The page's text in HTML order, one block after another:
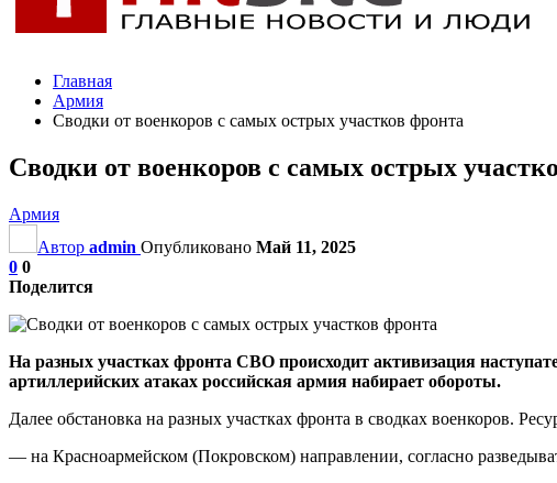
Главная
Армия
Сводки от военкоров с самых острых участков фронта
Сводки от военкоров с самых острых
Армия
Автор admin Опубликовано Май 11, 2025
0 0
Поделится
На разных участках фронта СВО происходит активизация
артиллерийских атаках российская армия набирает обороты.
Далее обстановка на разных участках фронта в сводках военкоров.
— на Красноармейском (Покровском) направлении, согласно